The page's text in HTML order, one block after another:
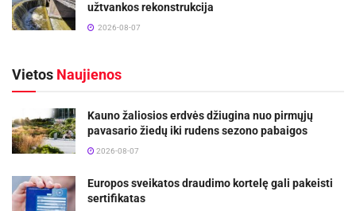
užtvankos rekonstrukcija
2026-08-07
Vietos Naujienos
Kauno žaliosios erdvės džiugina nuo pirmųjų
pavasario žiedų iki rudens sezono pabaigos
2026-08-07
Europos sveikatos draudimo kortelę gali pakeisti
sertifikatas